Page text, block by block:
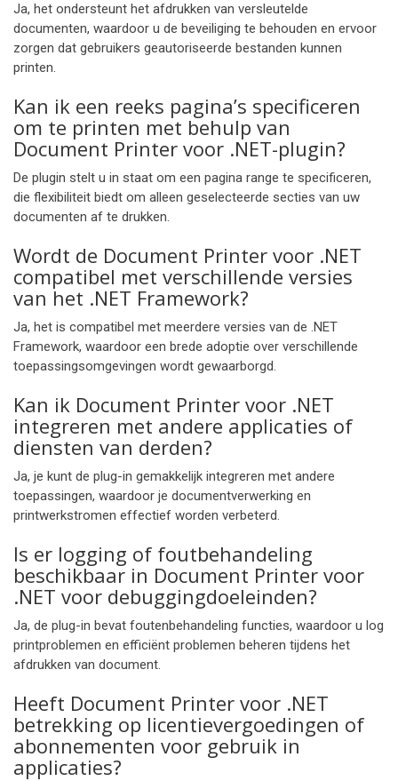
Ja, het ondersteunt het afdrukken van versleutelde
documenten, waardoor u de beveiliging te behouden en ervoor
zorgen dat gebruikers geautoriseerde bestanden kunnen
printen.
Kan ik een reeks pagina’s specificeren
om te printen met behulp van
Document Printer voor .NET-plugin?
De plugin stelt u in staat om een pagina range te specificeren,
die flexibiliteit biedt om alleen geselecteerde secties van uw
documenten af te drukken.
Wordt de Document Printer voor .NET
compatibel met verschillende versies
van het .NET Framework?
Ja, het is compatibel met meerdere versies van de .NET
Framework, waardoor een brede adoptie over verschillende
toepassingsomgevingen wordt gewaarborgd.
Kan ik Document Printer voor .NET
integreren met andere applicaties of
diensten van derden?
Ja, je kunt de plug-in gemakkelijk integreren met andere
toepassingen, waardoor je documentverwerking en
printwerkstromen effectief worden verbeterd.
Is er logging of foutbehandeling
beschikbaar in Document Printer voor
.NET voor debuggingdoeleinden?
Ja, de plug-in bevat foutenbehandeling functies, waardoor u log
printproblemen en efficiënt problemen beheren tijdens het
afdrukken van document.
Heeft Document Printer voor .NET
betrekking op licentievergoedingen of
abonnementen voor gebruik in
applicaties?